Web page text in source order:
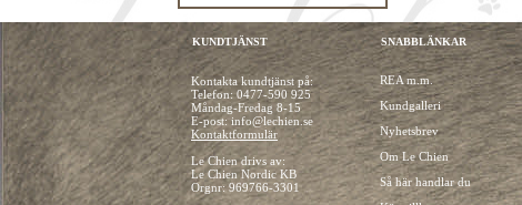
KUNDTJÄNST
Kontakta kundtjänst på:
Telefon: 0477-590 925
Måndag-Fredag 8-15
E-post: info@lechien.se
Kontaktformulär
Le Chien drivs av:
Le Chien Nordic KB
Orgnr: 969766-3301
SNABBLÄNKAR
REA m.m.
Kundgalleri
Nyhetsbrev
Om Le Chien
Så här handlar du